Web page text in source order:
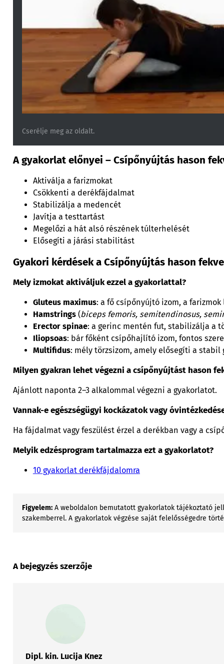
Cserélje meg az oldalt.
A gyakorlat előnyei – Csípőnyújtás hason
Aktiválja a farizmokat
Csökkenti a derékfájdalmat
Stabilizálja a medencét
Javítja a testtartást
Megelőzi a hát alsó részének túlterhelését
Elősegíti a járási stabilitást
Gyakori kérdések a Csípőnyújtás hason
Mely izmokat aktiváljuk ezzel a gyakorlattal?
Gluteus maximus: a fő csípőnyújtó izom, a farizmok
Hamstrings(biceps femoris, semitendinosus,
Erector spinae: a gerinc mentén fut, stabilizálja a
Iliopsoas: bár főként csípőhajlító izom, fontos
Multifidus: mély törzsizom, amely elősegíti a stabil
Milyen gyakran lehet végezni a csípőnyújtást hason
Ajánlott naponta 2–3 alkalommal végezni a gyakorlatot.
Vannak-e egészségügyi kockázatok vagy
Ha fájdalmat vagy feszülést érzel a derékban vagy a
Melyik edzésprogram tartalmazza ezt a gyakorlatot?
10 gyakorlat derékfájdalomra
Figyelem: A weboldalon bemutatott gyakorlatok tájékoztató
szakemberrel. A gyakorlatok végzése saját felelősségedre
A bejegyzés szerzője
Dipl. kin. Lucija Knez